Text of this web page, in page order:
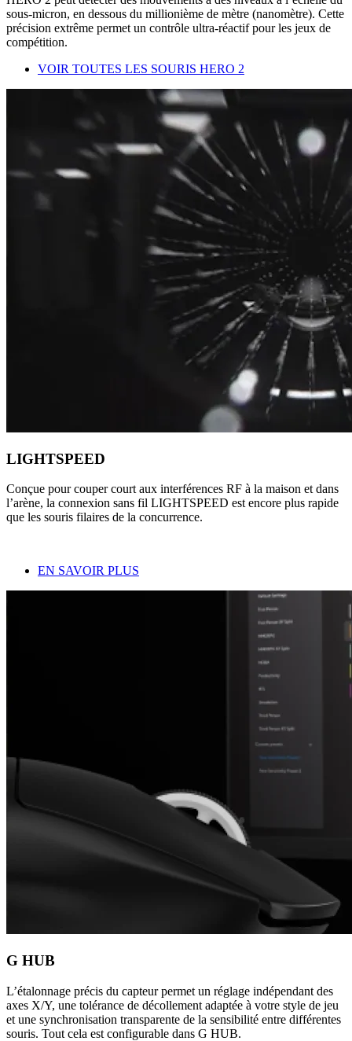
sous-micron, en dessous du millionième de mètre (nanomètre). Cette
précision extrême permet un contrôle ultra-réactif pour les jeux de
compétition.
VOIR TOUTES LES SOURIS HERO 2
LIGHTSPEED
Conçue pour couper court aux interférences RF à la maison et dans
l’arène, la connexion sans fil LIGHTSPEED est encore plus rapide
que les souris filaires de la concurrence.
EN SAVOIR PLUS
G HUB
L’étalonnage précis du capteur permet un réglage indépendant des
axes X/Y, une tolérance de décollement adaptée à votre style de jeu
et une synchronisation transparente de la sensibilité entre différentes
souris. Tout cela est configurable dans G HUB.